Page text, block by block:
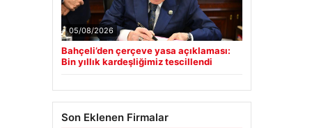
05/08/2026
Bahçeli’den çerçeve yasa açıklaması:
Bin yıllık kardeşliğimiz tescillendi
Son Eklenen Firmalar